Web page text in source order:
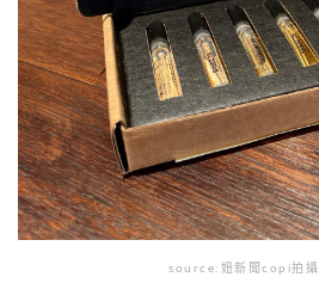
source:妞新聞copi拍攝